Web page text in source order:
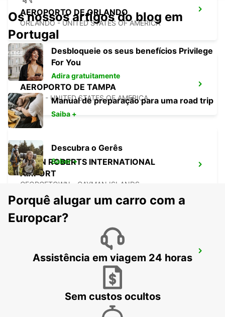
AEROPORTO DE ORLANDO
ORLANDO - UNITED STATES OF AMERICA
AEROPORTO DE TAMPA
TAMPA - UNITED STATES OF AMERICA
OWEN ROBERTS INTERNATIONAL
AIRPORT
GEORGETOWN - CAYMAN ISLANDS
CANCUN C MUJERES GRAND
PALLADIUM
Os nossos artigos do blog em
Portugal
Desbloqueie os seus benefícios Privilege
For You
Adira gratuitamente
Manual de preparação para uma road trip
Saiba +
Descubra o Gerês
Saber +
Porquê alugar um carro com a
Europcar?
Assistência em viagem 24 horas
Sem custos ocultos